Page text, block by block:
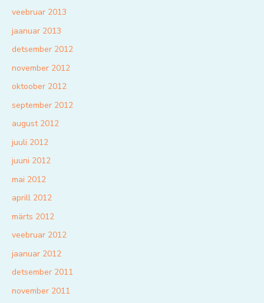
veebruar 2013
jaanuar 2013
detsember 2012
november 2012
oktoober 2012
september 2012
august 2012
juuli 2012
juuni 2012
mai 2012
aprill 2012
märts 2012
veebruar 2012
jaanuar 2012
detsember 2011
november 2011